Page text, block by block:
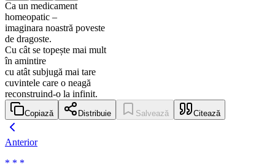
Ca un medicament
homeopatic –
imaginara noastră poveste
de dragoste.
Cu cât se topește mai mult
în amintire
cu atât subjugă mai tare
cuvintele care o neagă
reconstruind-o la infinit.
Copiază Distribuie Salvează Citează
Anterior